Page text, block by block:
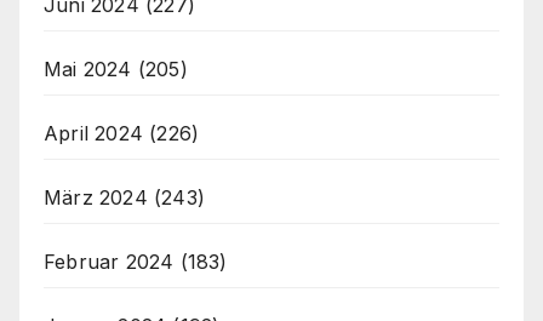
Mai 2024 (205)
April 2024 (226)
März 2024 (243)
Februar 2024 (183)